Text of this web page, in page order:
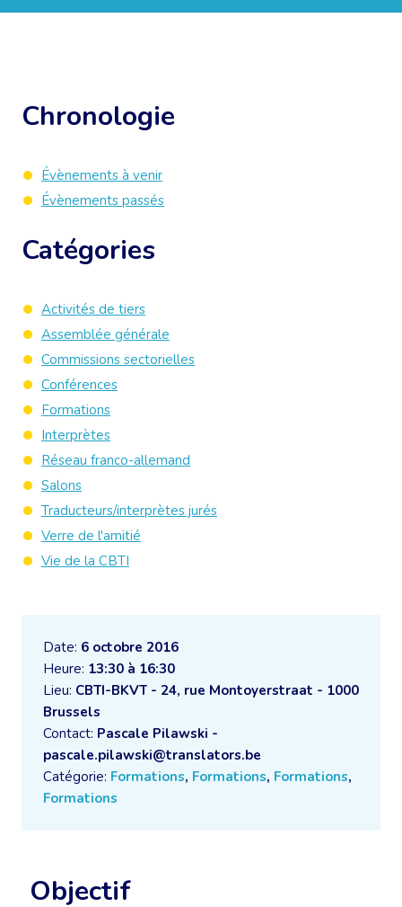
Date: 6 octobre 2016
Heure: 13:30 à 16:30
Lieu: CBTI-BKVT - 24, rue Montoyerstraat - 1000
Brussels
Contact: Pascale Pilawski -
pascale.pilawski@translators.be
Catégorie: Formations, Formations, Formations,
Formations
Objectif
Chronologie
Évènements à venir
Évènements passés
Catégories
Activités de tiers
Assemblée générale
Commissions sectorielles
Conférences
Formations
Interprètes
Réseau franco-allemand
Salons
Traducteurs/interprètes jurés
Verre de l'amitié
Vie de la CBTI